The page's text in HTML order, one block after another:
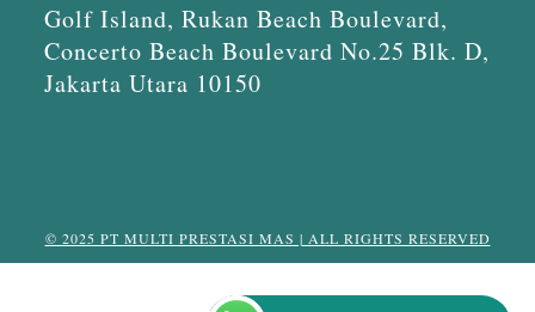
Golf Island, Rukan Beach Boulevard,
Concerto Beach Boulevard No.25 Blk. D,
Jakarta Utara 10150
© 2025 PT MULTI PRESTASI MAS | ALL RIGHTS RESERVED